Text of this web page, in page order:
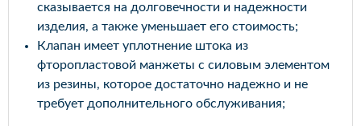
сказывается на долговечности и надежности
изделия, а также уменьшает его стоимость;
Клапан имеет уплотнение штока из
фторопластовой манжеты с силовым элементом
из резины, которое достаточно надежно и не
требует дополнительного обслуживания;